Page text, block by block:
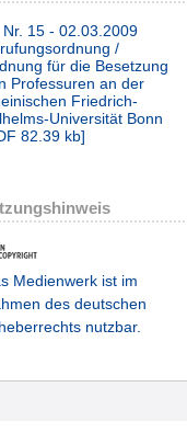
Nr. 15 - 02.03.2009
/
für die Besetzung
Professuren an der
Friedrich-
Universität Bonn
82.39 kb]
Medienwerk ist im
des deutschen
nutzbar.